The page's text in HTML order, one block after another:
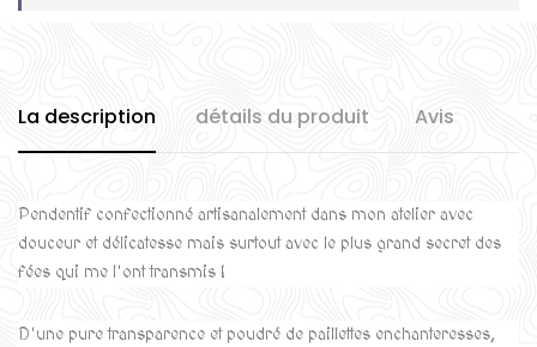
La description détails du produit Avis
Pendentif confectionné artisanalement dans mon atelier avec
douceur et délicatesse mais surtout avec le plus grand secret des
fées qui me l'ont transmis !
D'une pure transparence et poudré de paillettes enchanteresses,